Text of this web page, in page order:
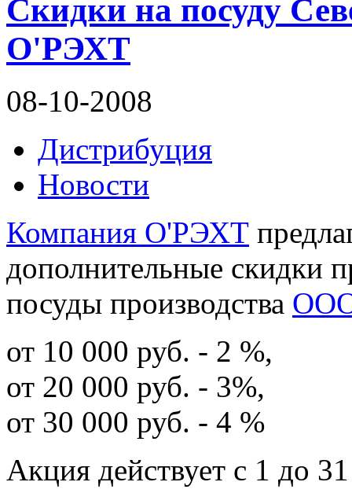
Скидки на посуду
О'РЭХТ
08-10-2008
Дистрибуция
Новости
Компания О'РЭХТ
дополнительные скидки
посуды производства ООО
от 10 000 руб. - 2 %,
от 20 000 руб. - 3%,
от 30 000 руб. - 4 %
Акция действует c 1 до